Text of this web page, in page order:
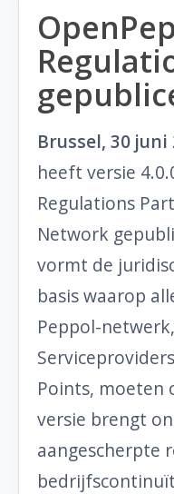
Brussel, 30 juni
heeft versie
Regulations
Network
vormt de
basis waarop
Peppol-
Points, moeten
versie brengt
aangescherpte